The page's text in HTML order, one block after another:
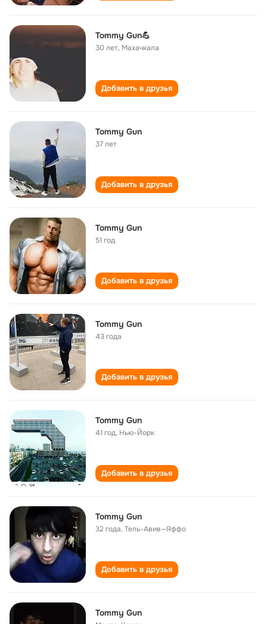
Tommy Gun💪
30 лет, Махачкала
Добавить в друзья
Tommy Gun
37 лет
Добавить в друзья
Tommy Gun
51 год
Добавить в друзья
Tommy Gun
43 года
Добавить в друзья
Tommy Gun
41 год, Нью-Йорк
Добавить в друзья
Tommy Gun
32 года,Тель-Авив—Яффо
Добавить в друзья
Tommy Gun